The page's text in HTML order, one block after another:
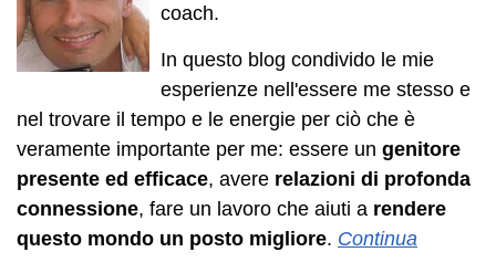
coach.
In questo blog condivido le mie
esperienze nell'essere me stesso e
nel trovare il tempo e le energie per ciò che è
veramente importante per me: essere un genitore
presente ed efficace, avere relazioni di profonda
connessione, fare un lavoro che aiuti a rendere
questo mondo un posto migliore. Continua